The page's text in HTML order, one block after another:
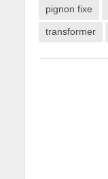
pignon fixe
transformer